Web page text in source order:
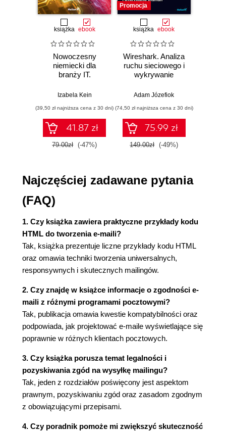
zmaksymalizowanie ich skuteczności.
Następny krok (109)
Skorowidz (123)
książka ebook
Nowoczesny
niemiecki dla
branży IT.
przykłady i
Izabela Kein
(39,50 zł najniższa cena z 30 dni)
41.87 zł
79.00zł (-47%)
Promocja
książka ebook
Wireshark. Analiza
ruchu sieciowego i
wykrywanie
Adam Józefiok
(74,50 zł najniższa cena z 30 dni)
75.99 zł
149.00zł (-49%)
Najczęściej zadawane pytania
(FAQ)
1. Czy książka zawiera praktyczne przykłady kodu
HTML do tworzenia e-maili?
Tak, książka prezentuje liczne przykłady kodu HTML
oraz omawia techniki tworzenia uniwersalnych,
responsywnych i skutecznych mailingów.
2. Czy znajdę w książce informacje o zgodności e-
maili z różnymi programami pocztowymi?
Tak, publikacja omawia kwestie kompatybilności oraz
podpowiada, jak projektować e-maile wyświetlające się
poprawnie w różnych klientach pocztowych.
3. Czy książka porusza temat legalności i
pozyskiwania zgód na wysyłkę mailingu?
Tak, jeden z rozdziałów poświęcony jest aspektom
prawnym, pozyskiwaniu zgód oraz zasadom zgodnym
z obowiązującymi przepisami.
4. Czy poradnik pomoże mi zwiększyć skuteczność